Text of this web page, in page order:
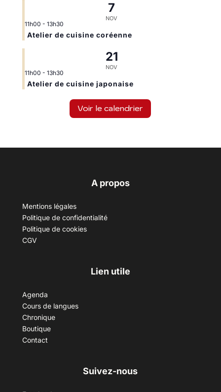
7
NOV
11h00 - 13h30
Atelier de cuisine coréenne
21
NOV
11h00 - 13h30
Atelier de cuisine japonaise
Voir le calendrier
A propos
Mentions légales
Politique de confidentialité
Politique de cookies
CGV
Lien utile
Agenda
Cours de langues
Chronique
Boutique
Contact
Suivez-nous